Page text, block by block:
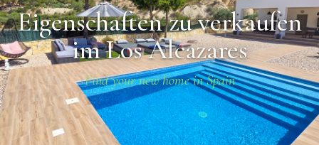
Eigenschaften zu verkaufen
im Los Alcazares
Find your new home in Spain